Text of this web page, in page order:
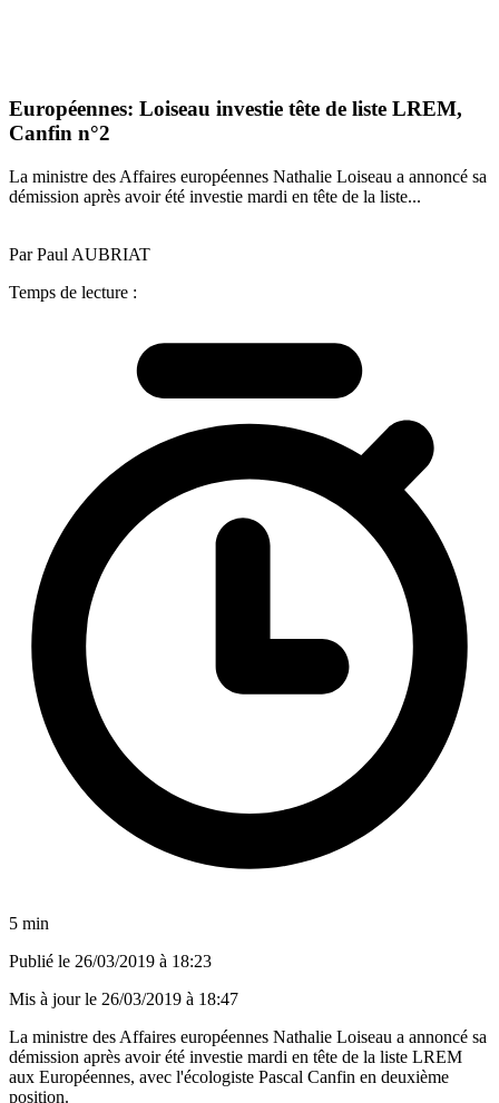
Européennes: Loiseau investie tête de liste LREM,
Canfin n°2
La ministre des Affaires européennes Nathalie Loiseau a annoncé sa
démission après avoir été investie mardi en tête de la liste...
Par Paul AUBRIAT
Temps de lecture :
5 min
Publié le 26/03/2019 à 18:23
Mis à jour le 26/03/2019 à 18:47
La ministre des Affaires européennes Nathalie Loiseau a annoncé sa
démission après avoir été investie mardi en tête de la liste LREM
aux Européennes, avec l'écologiste Pascal Canfin en deuxième
position.